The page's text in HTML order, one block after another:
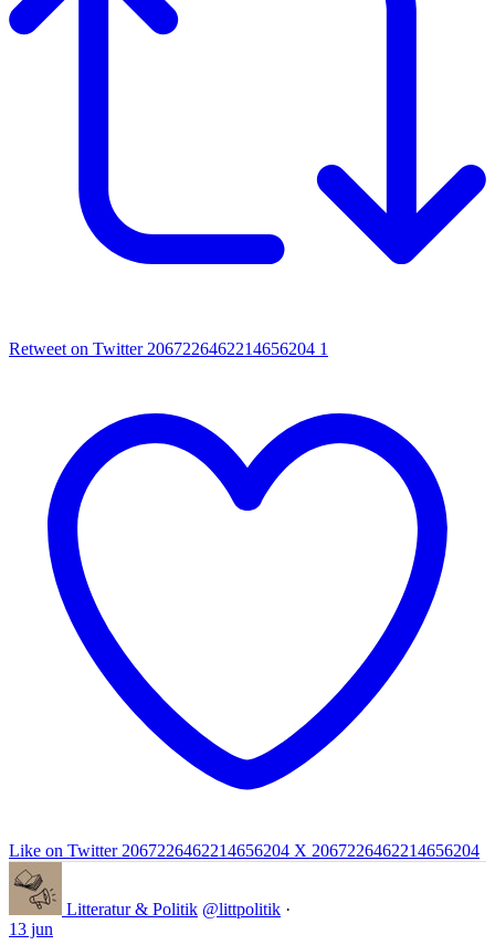
Retweet on Twitter 2067226462214656204 1
Like on Twitter 2067226462214656204 X 2067226462214656204
Litteratur & Politik @littpolitik ·
13 jun